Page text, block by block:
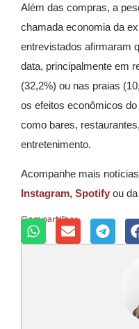
Além das compras, a
chamada economia da
entrevistados afirmaram
data, principalmente em
(32,2%) ou nas praias
os efeitos econômicos
como bares,
entretenimento.
Acompanhe mais
Instagram, Spotify ou da
Compartilhar: